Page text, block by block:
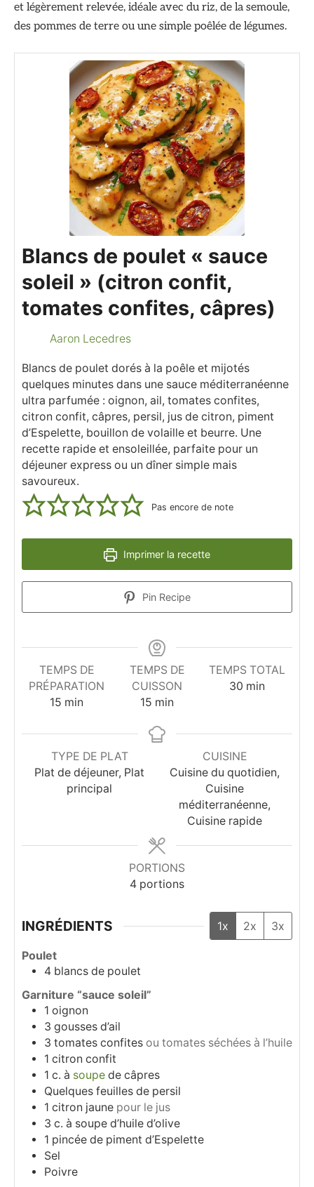
et légèrement relevée, idéale avec du riz, de la semoule,
des pommes de terre ou une simple poêlée de légumes.
Blancs de poulet « sauce
soleil » (citron confit,
tomates confites, câpres)
Aaron Lecedres
Blancs de poulet dorés à la poêle et mijotés
quelques minutes dans une sauce méditerranéenne
ultra parfumée : oignon, ail, tomates confites,
citron confit, câpres, persil, jus de citron, piment
d’Espelette, bouillon de volaille et beurre. Une
recette rapide et ensoleillée, parfaite pour un
déjeuner express ou un dîner simple mais
savoureux.
Pas encore de note
Imprimer la recette
Pin Recipe
TEMPS DE
PRÉPARATION
15 minutes
min
TEMPS DE
CUISSON
15 minutes
min
TEMPS TOTAL
30 minutes
min
TYPE DE PLAT
Plat de déjeuner, Plat
principal
CUISINE
Cuisine du quotidien,
Cuisine
méditerranéenne,
Cuisine rapide
PORTIONS
4 portions
INGRÉDIENTS 1x 2x 3x
Poulet
4 blancs de poulet
Garniture “sauce soleil”
1 oignon
3 gousses d’ail
3 tomates confites ou tomates séchées à l’huile
1 citron confit
1 c. à soupe de câpres
Quelques feuilles de persil
1 citron jaune pour le jus
3 c. à soupe d’huile d’olive
1 pincée de piment d’Espelette
Sel
Poivre